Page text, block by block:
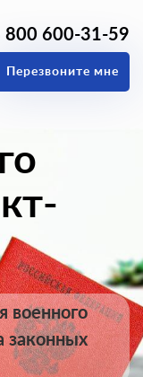
800 600-31-59
Перезвоните мне
военного
законных